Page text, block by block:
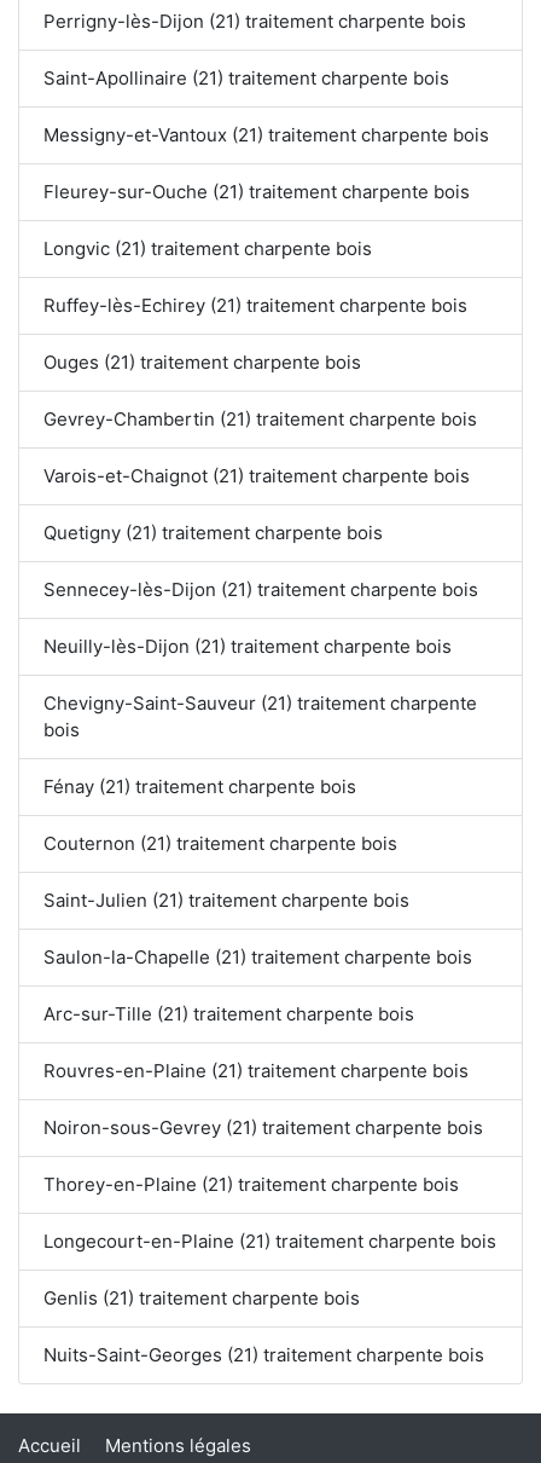
Perrigny-lès-Dijon (21) traitement charpente bois
Saint-Apollinaire (21) traitement charpente bois
Messigny-et-Vantoux (21) traitement charpente bois
Fleurey-sur-Ouche (21) traitement charpente bois
Longvic (21) traitement charpente bois
Ruffey-lès-Echirey (21) traitement charpente bois
Ouges (21) traitement charpente bois
Gevrey-Chambertin (21) traitement charpente bois
Varois-et-Chaignot (21) traitement charpente bois
Quetigny (21) traitement charpente bois
Sennecey-lès-Dijon (21) traitement charpente bois
Neuilly-lès-Dijon (21) traitement charpente bois
Chevigny-Saint-Sauveur (21) traitement charpente
bois
Fénay (21) traitement charpente bois
Couternon (21) traitement charpente bois
Saint-Julien (21) traitement charpente bois
Saulon-la-Chapelle (21) traitement charpente bois
Arc-sur-Tille (21) traitement charpente bois
Rouvres-en-Plaine (21) traitement charpente bois
Noiron-sous-Gevrey (21) traitement charpente bois
Thorey-en-Plaine (21) traitement charpente bois
Longecourt-en-Plaine (21) traitement charpente bois
Genlis (21) traitement charpente bois
Nuits-Saint-Georges (21) traitement charpente bois
Accueil Mentions légales